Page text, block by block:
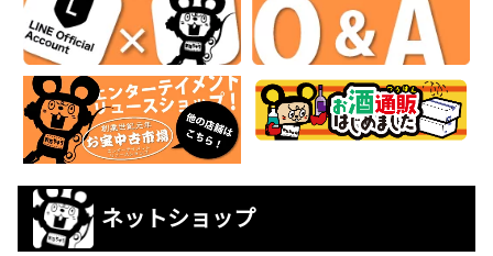
ネットショップ